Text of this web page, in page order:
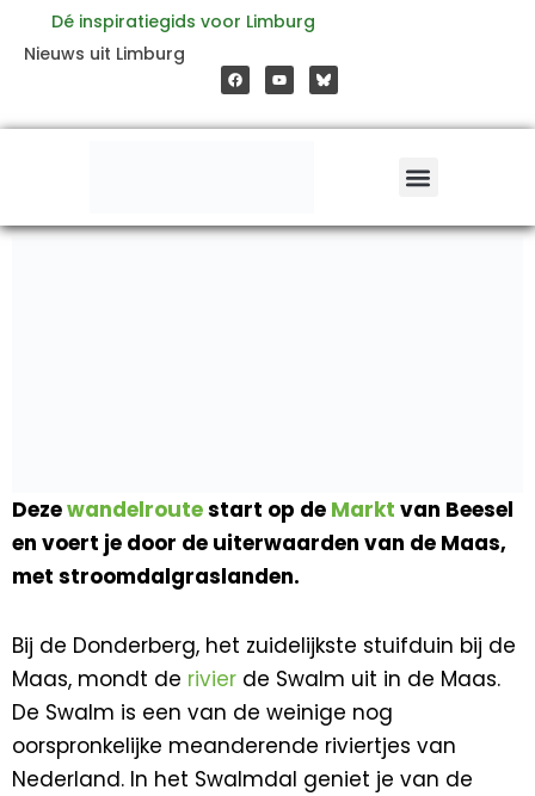
inhoud
Dé inspiratiegids voor Limburg
Nieuws uit Limburg
a
c
e
o
o
o
u
t
b
e
Dezewandelroutestart op de Markt van Beesel
en voert je door de uiterwaarden van de Maas,
met stroomdalgraslanden.
Bij de Donderberg, het zuidelijkste stuifduin bij de
Maas, mondt de rivier de Swalm uit in de Maas.
De Swalm is een van de weinige nog
oorspronkelijke meanderende riviertjes van
Nederland. In het Swalmdal geniet je van de